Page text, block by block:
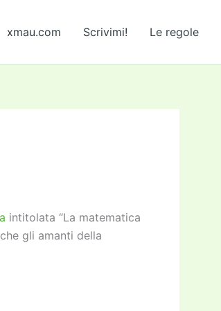
xmau.com Scrivimi! Le regole
intitolata “La matematica
gli amanti della